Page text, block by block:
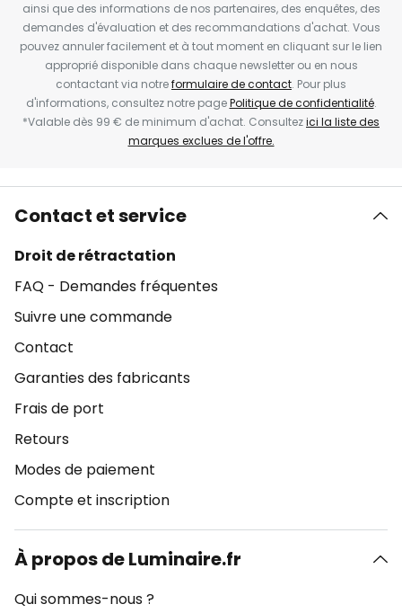
ainsi que des informations de nos partenaires, des enquêtes, des
demandes d'évaluation et des recommandations d'achat. Vous
pouvez annuler facilement et à tout moment en cliquant sur le lien
approprié disponible dans chaque newsletter ou en nous
contactant via notreformulaire de contact. Pour plus
d'informations, consultez notre pagePolitique de confidentialité.
*Valable dès 99 € de minimum d'achat. Consultezici la liste des
marques exclues de l'offre.
Contact et service
Droit de rétractation
FAQ - Demandes fréquentes
Suivre une commande
Contact
Garanties des fabricants
Frais de port
Retours
Modes de paiement
Compte et inscription
À propos de Luminaire.fr
Qui sommes-nous ?